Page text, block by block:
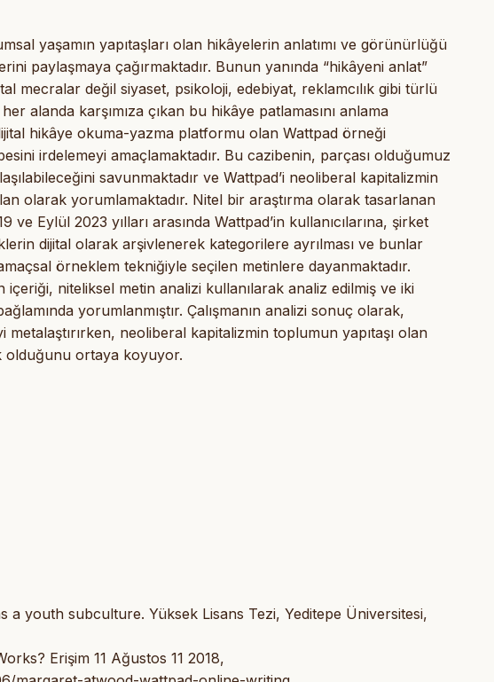
yaşamın yapıtaşları olan hikâyelerin anlatımı ve görünürlüğü
paylaşmaya çağırmaktadır. Bunun yanında “hikâyeni anlat”
mecralar değil siyaset, psikoloji, edebiyat, reklamcılık gibi türlü
alanda karşımıza çıkan bu hikâye patlamasını anlama
hikâye okuma-yazma platformu olan Wattpad örneği
irdelemeyi amaçlamaktadır. Bu cazibenin, parçası olduğumuz
savunmaktadır ve Wattpad’i neoliberal kapitalizmin
olarak yorumlamaktadır. Nitel bir araştırma olarak tasarlanan
Eylül 2023 yılları arasında Wattpad’in kullanıcılarına, şirket
dijital olarak arşivlenerek kategorilere ayrılması ve bunlar
örneklem tekniğiyle seçilen metinlere dayanmaktadır.
içeriği, niteliksel metin analizi kullanılarak analiz edilmiş ve iki
yorumlanmıştır. Çalışmanın analizi sonuç olarak,
neoliberal kapitalizmin toplumun yapıtaşı olan
olduğunu ortaya koyuyor.
a youth subculture. Yüksek Lisans Tezi, Yeditepe Üniversitesi,
Erişim 11 Ağustos 11 2018,